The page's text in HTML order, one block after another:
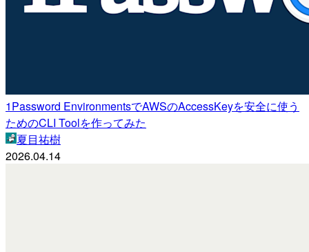
1Password EnvironmentsでAWSのAccessKeyを安全に使う
ためのCLI Toolを作ってみた
夏目祐樹
2026.04.14